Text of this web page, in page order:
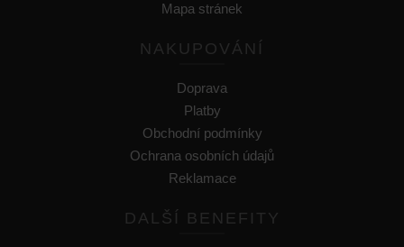
Mapa stránek
NAKUPOVÁNÍ
Doprava
Platby
Obchodní podmínky
Ochrana osobních údajů
Reklamace
DALŠÍ BENEFITY